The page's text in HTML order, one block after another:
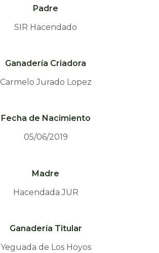
Padre
SIR Hacendado
Ganadería Criadora
Carmelo Jurado Lopez
Fecha de Nacimiento
05/06/2019
Madre
Hacendada JUR
Ganadería Titular
Yeguada de Los Hoyos